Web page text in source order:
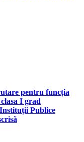
pentru funcția
I grad
Publice